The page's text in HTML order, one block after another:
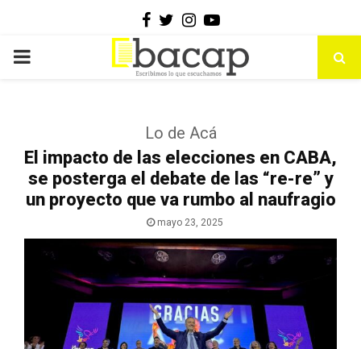
Facebook
Twitter
Instagram
Youtube
PRIMARY
Lo de Acá
El impacto de las elecciones en CABA,
se posterga el debate de las “re-re” y
un proyecto que va rumbo al naufragio
mayo 23, 2025